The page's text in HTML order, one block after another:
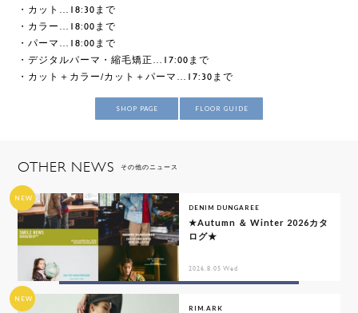
・カット…18:30まで
・カラー…18:00まで
・パーマ…18:00まで
・デジタルパーマ・縮毛矯正…17:00まで
・カット＋カラー/カット＋パーマ…17:30まで
SHOP PAGE FLOOR GUIDE
OTHER NEWS その他のニュース
NEW
DENIM DUNGAREE
★Autumn ＆ Winter 2026カタ
ログ★
2026.8.05 Wed
NEW
RIM.ARK